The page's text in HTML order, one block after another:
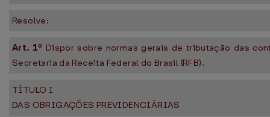
Resolve:
Art. 1º Dispor sobre normas gerais de tributação das
Secretaria da Receita Federal do Brasil (RFB).
TÍTULO I
DAS OBRIGAÇÕES PREVIDENCIÁRIAS